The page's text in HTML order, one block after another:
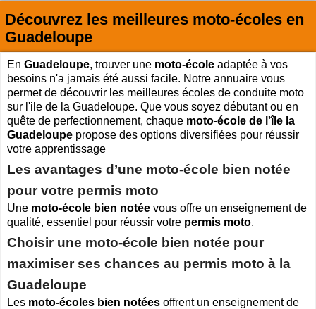
Quoi :
Où :
Trouver un garage Moto !
Retrouvez dans votre VILLE
les bonnes adresses deL'ANNUAIRE MOTO & SCOOTER
SÉLECTION d'adresses :
A(188) B(314) C(380) D(83) E
H(52) I(31) J(32) K(5) L(458) M
(295)
N(76)
O(47) P(227) Q(18) R(128) S(571) T(102) U(12)
Espace professionnels MOTO
Découvrez les meilleures moto-écoles en
Guadeloupe
En Guadeloupe, trouver une moto-école adaptée à vos
besoins n'a jamais été aussi facile. Notre annuaire vous
permet de découvrir les meilleures écoles de conduite moto
sur l'ile de la Guadeloupe. Que vous soyez débutant ou en
quête de perfectionnement, chaque moto-école de l'île la
Guadeloupe propose des options diversifiées pour réussir
votre apprentissage
Les avantages d’une moto-école bien notée
pour votre permis moto
Une moto-école bien notée vous offre un enseignement de
qualité, essentiel pour réussir votre permis moto.
Choisir une moto-école bien notée pour
maximiser ses chances au permis moto à la
Guadeloupe
Les moto-écoles bien notées offrent un enseignement de